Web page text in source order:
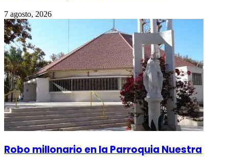
7 agosto, 2026
Robo millonario en la Parroquia Nuestra